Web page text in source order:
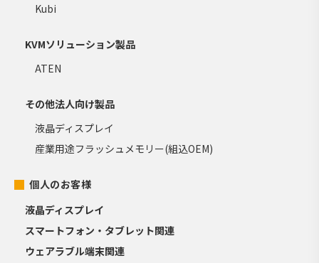
Kubi
KVMソリューション製品
ATEN
その他法人向け製品
液晶ディスプレイ
産業用途フラッシュメモリー(組込OEM)
個人のお客様
液晶ディスプレイ
スマートフォン・タブレット関連
ウェアラブル端末関連